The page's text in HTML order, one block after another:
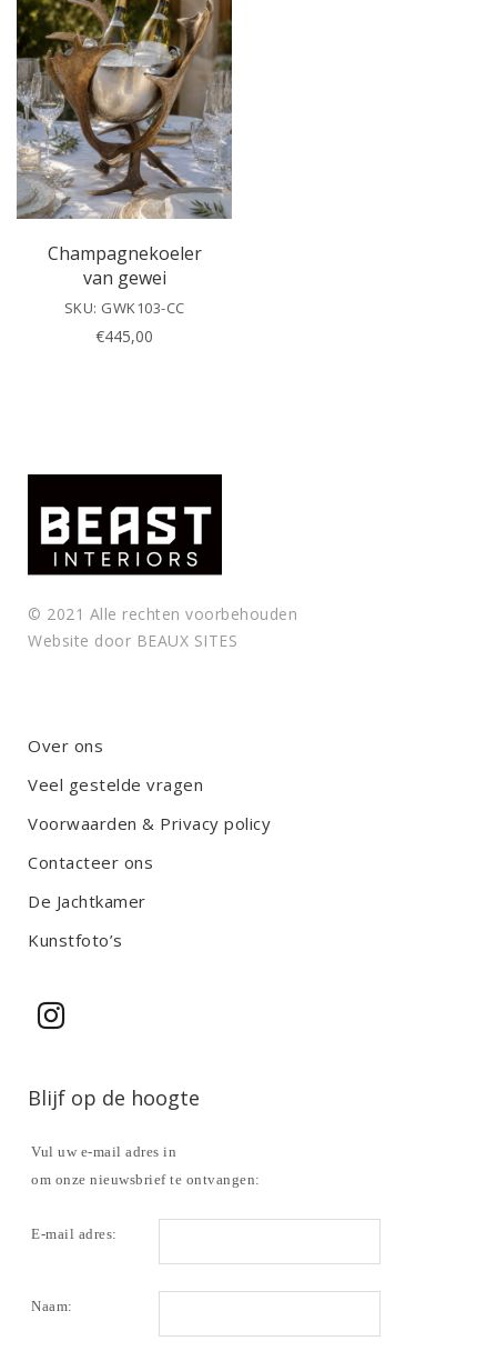
v
e
t
h
i
s
f
i
e
l
m
Champagnekoeler
van gewei
SKU: GWK103-CC
€445,00
© 2021 Alle rechten voorbehouden
Website door BEAUX SITES
Over ons
Veel gestelde vragen
Voorwaarden & Privacy policy
Contacteer ons
De Jachtkamer
Kunstfoto’s
Blijf op de hoogte
Vul uw e-mail adres in
om onze nieuwsbrief te ontvangen:
E-mail adres:
Naam: